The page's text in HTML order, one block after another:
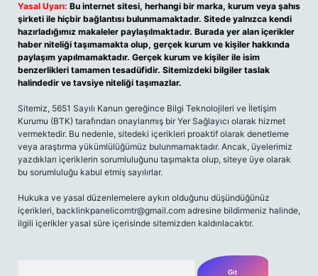
Yasal Uyarı: Bu internet sitesi, herhangi bir marka, kurum veya şahıs
şirketi ile hiçbir bağlantısı bulunmamaktadır. Sitede yalnızca kendi
hazırladığımız makaleler paylaşılmaktadır. Burada yer alan içerikler
haber niteliği taşımamakta olup, gerçek kurum ve kişiler hakkında
paylaşım yapılmamaktadır. Gerçek kurum ve kişiler ile isim
benzerlikleri tamamen tesadüfidir. Sitemizdeki bilgiler taslak
halindedir ve tavsiye niteliği taşımazlar.
Sitemiz, 5651 Sayılı Kanun gereğince Bilgi Teknolojileri ve İletişim
Kurumu (BTK) tarafından onaylanmış bir Yer Sağlayıcı olarak hizmet
vermektedir. Bu nedenle, sitedeki içerikleri proaktif olarak denetleme
veya araştırma yükümlülüğümüz bulunmamaktadır. Ancak, üyelerimiz
yazdıkları içeriklerin sorumluluğunu taşımakta olup, siteye üye olarak
bu sorumluluğu kabul etmiş sayılırlar.
Hukuka ve yasal düzenlemelere aykırı olduğunu düşündüğünüz
içerikleri, backlinkpanelicomtr@gmail.com adresine bildirmeniz halinde,
ilgili içerikler yasal süre içerisinde sitemizden kaldırılacaktır.